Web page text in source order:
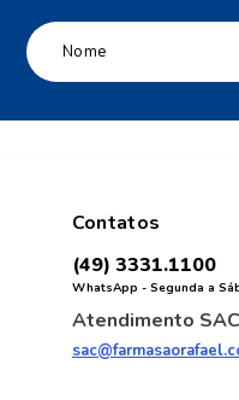
Contatos
(49) 3331.1100
WhatsApp - Segunda a
Atendimento SAC